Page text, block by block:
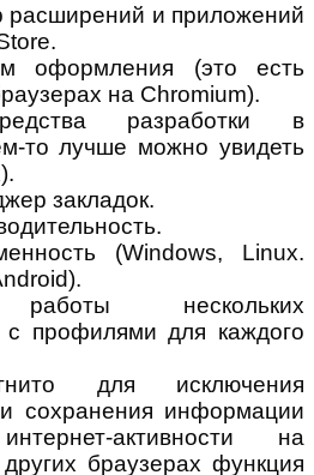
расширений и приложений
оформления (это есть
на Chromium).
разработки в
то лучше можно увидеть
закладок.
(Windows, Linux.
нескольких
с профилями для каждого
для исключения
сохранения информации
активности на
браузерах функция